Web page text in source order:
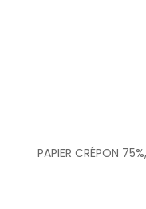
PAPIER CRÉPON